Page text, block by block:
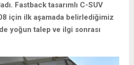
Fastback tasarımlı C-SUV
için ilk aşamada belirlediğimiz
yoğun talep ve ilgi sonrası